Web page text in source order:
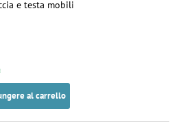
e testa mobili
al carrello